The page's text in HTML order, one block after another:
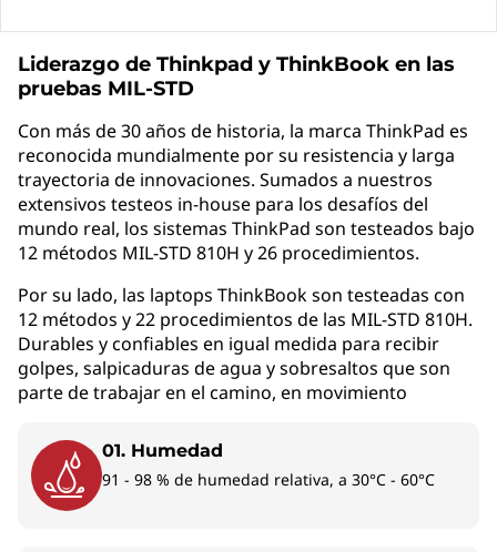
4
6
a
G
e
1
4
Liderazgo de Thinkpad y ThinkBook en las
pruebas MIL-STD
Con más de 30 años de historia, la marca ThinkPad es
reconocida mundialmente por su resistencia y larga
trayectoria de innovaciones. Sumados a nuestros
extensivos testeos in-house para los desafíos del
mundo real, los sistemas ThinkPad son testeados bajo
12 métodos MIL-STD 810H y 26 procedimientos.
Por su lado, las laptops ThinkBook son testeadas con
12 métodos y 22 procedimientos de las MIL-STD 810H.
Durables y confiables en igual medida para recibir
golpes, salpicaduras de agua y sobresaltos que son
parte de trabajar en el camino, en movimiento
01. Humedad
91 - 98 % de humedad relativa, a 30°C - 60°C